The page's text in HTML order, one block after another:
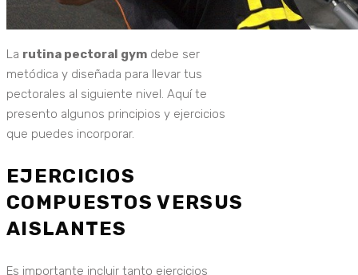
La rutina pectoral gym debe ser
metódica y diseñada para llevar tus
pectorales al siguiente nivel. Aquí te
presento algunos principios y ejercicios
que puedes incorporar.
EJERCICIOS
COMPUESTOS VERSUS
AISLANTES
Es importante incluir tanto ejercicios